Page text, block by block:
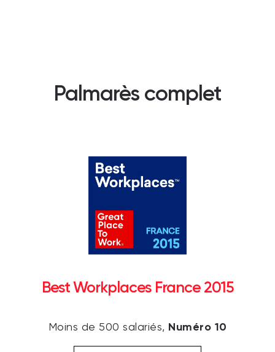
Palmarès complet
Best Workplaces France 2015
Moins de 500 salariés, Numéro 10